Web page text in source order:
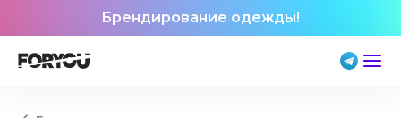
Брендирование одежды!